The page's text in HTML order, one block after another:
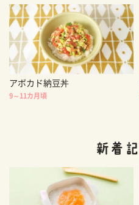
アボカド納豆丼
9～11カ月頃